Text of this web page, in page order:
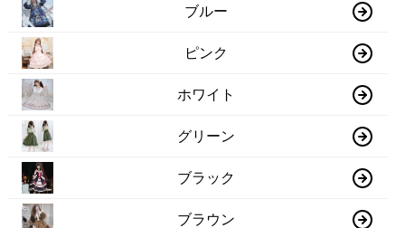
ブルー
ピンク
ホワイト
グリーン
ブラック
ブラウン